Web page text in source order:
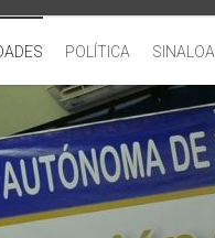
POLÍTICA SINALOA